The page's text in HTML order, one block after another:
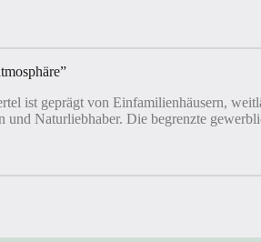
”
ist geprägt von Einfamilienhäusern,
Naturliebhaber. Die begrenzte